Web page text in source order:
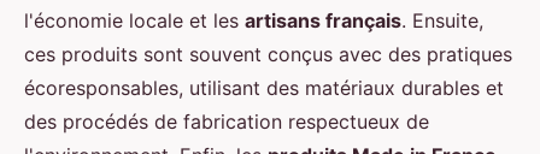
l'économie locale et les artisans français. Ensuite,
ces produits sont souvent conçus avec des pratiques
écoresponsables, utilisant des matériaux durables et
des procédés de fabrication respectueux de